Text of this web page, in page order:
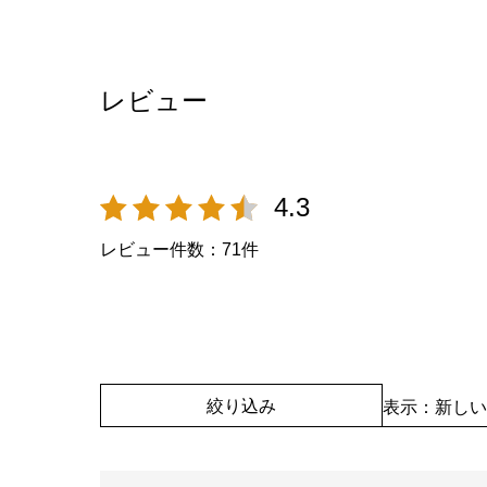
レビュー
4.3
レビュー件数： 71件
絞り込み 表示：新し